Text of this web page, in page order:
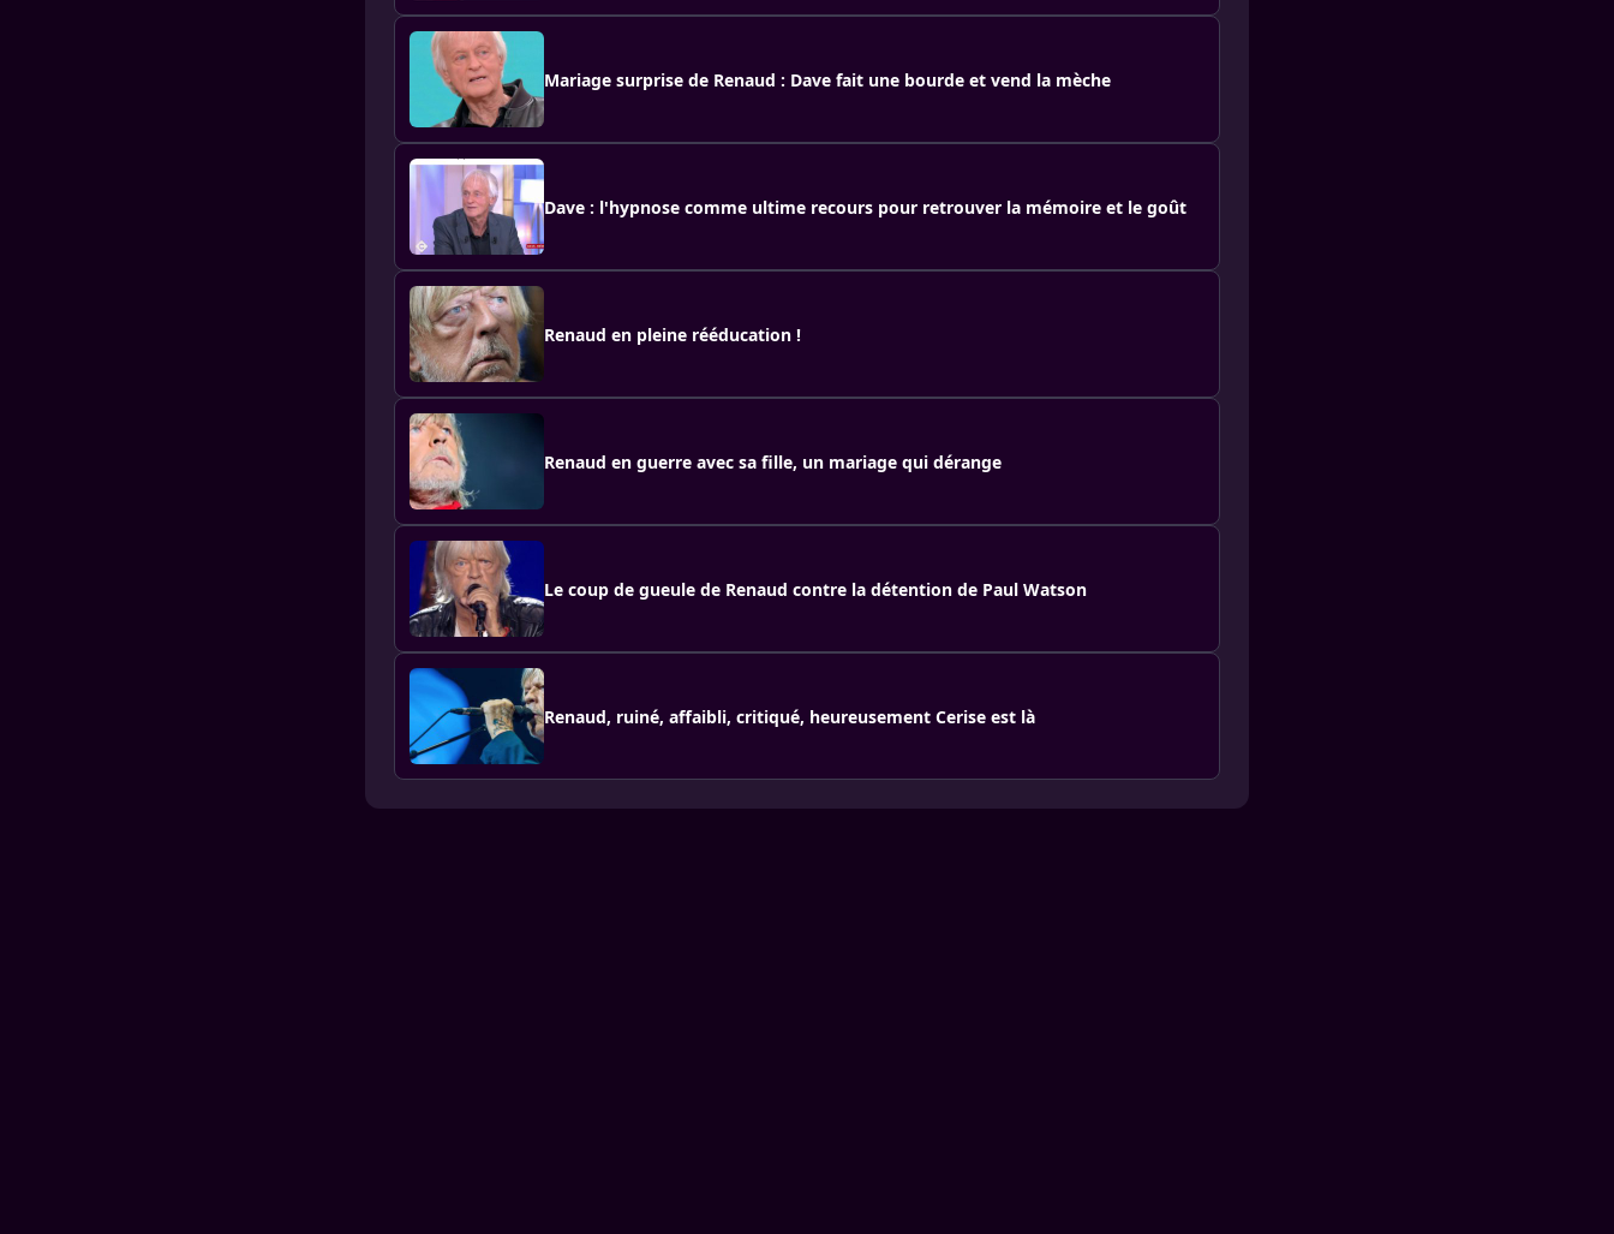
Mariage surprise de Renaud : Dave fait une bourde et vend la mèche
Dave : l'hypnose comme ultime recours pour retrouver la mémoire et le goût
Renaud en pleine rééducation !
Renaud en guerre avec sa fille, un mariage qui dérange
Le coup de gueule de Renaud contre la détention de Paul Watson
Renaud, ruiné, affaibli, critiqué, heureusement Cerise est là